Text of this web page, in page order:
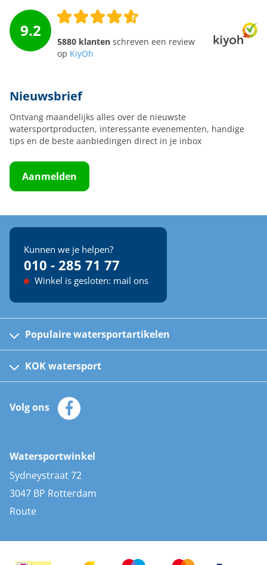
9.2
5880 klanten schreven een review
op KiyOh
Nieuwsbrief
Ontvang maandelijks alles over de nieuwste
watersportproducten, interessante evenementen, handige
tips en de beste aanbiedingen direct in je inbox
Aanmelden
Kunnen we je helpen?
010 - 285 71 77
Winkel is gesloten: mail ons
Populaire watersportartikelen
Kinder reddingsvesten
Automatische reddingsvesten
Zeilkleding
Zonnepanelen
AIS transponders
Stootwillen en fenders
Bootkussens
Zwemtrappen
KOK watersport
Klantenservice
Merken
Volg ons
Watersportwinkel
Sydneystraat 72
3047 BP Rotterdam
Route